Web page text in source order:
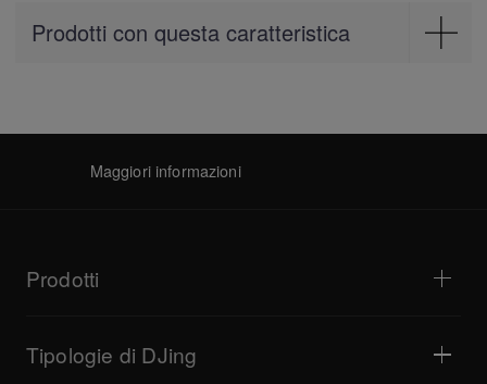
Prodotti con questa caratteristica
DJM-V10
Maggiori informazioni
Prodotti
Mixer DJ
Consolle per DJ All-In-One
Tipologie di DJing